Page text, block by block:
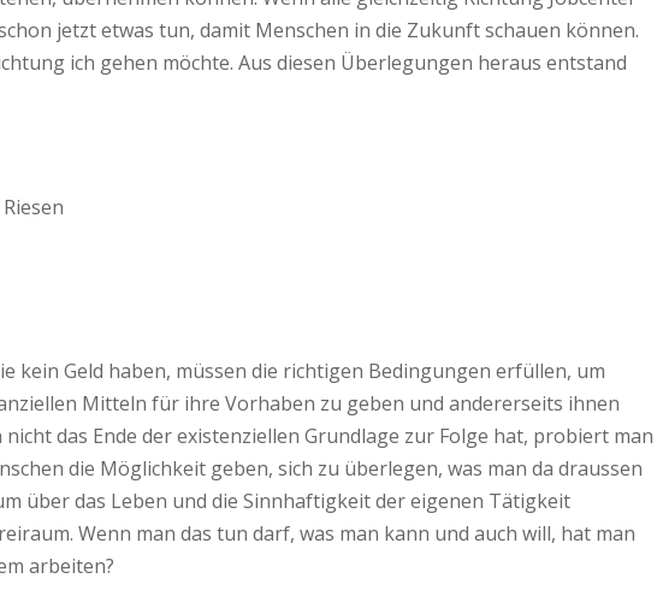
jetzt etwas tun, damit Menschen in die Zukunft schauen können.
ich gehen möchte. Aus diesen Überlegungen heraus entstand
kein Geld haben, müssen die richtigen Bedingungen erfüllen, um
Mitteln für ihre Vorhaben zu geben und andererseits ihnen
das Ende der existenziellen Grundlage zur Folge hat, probiert man
die Möglichkeit geben, sich zu überlegen, was man da draussen
über das Leben und die Sinnhaftigkeit der eigenen Tätigkeit
Wenn man das tun darf, was man kann und auch will, hat man
arbeiten?